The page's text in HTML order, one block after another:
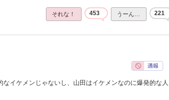
それな！ 453 うーん… 221
なイケメンじゃないし、山田はイケメンなのに爆発的な人